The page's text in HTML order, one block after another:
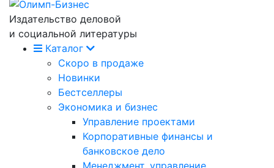
Издательство деловой
и социальной литературы
Каталог
Скоро в продаже
Новинки
Бестселлеры
Экономика и бизнес
Управление проектами
Корпоративные финансы и
банковское дело